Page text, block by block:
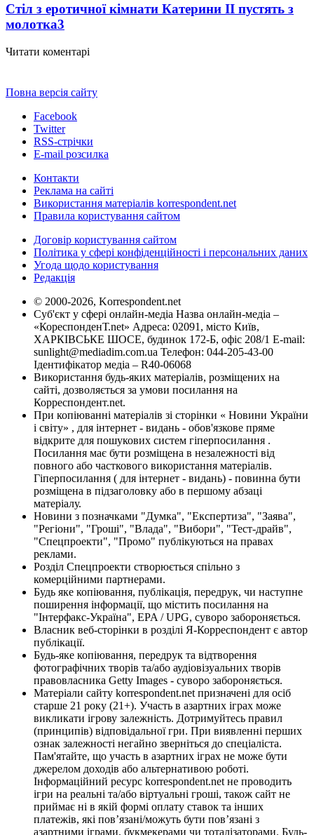
Стіл з еротичної кімнати Катерини II пустять з
молотка3
Читати коментарі
Повна версія сайту
Facebook
Twitter
RSS-стрічки
E-mail розсилка
Контакти
Реклама на сайті
Використання матеріалів korrespondent.net
Правила користування сайтом
Договір користування сайтом
Політика у сфері конфіденційності і персональних даних
Угода щодо користування
Редакція
© 2000-2026, Korrespondent.net
Суб'єкт у сфері онлайн-медіа Назва онлайн-медіа –
«КореспонденТ.net» Адреса: 02091, місто Київ,
ХАРКІВСЬКЕ ШОСЕ, будинок 172-Б, офіс 208/1 E-mail:
sunlight@mediadim.com.ua Телефон: 044-205-43-00
Ідентифікатор медіа – R40-06068
Використання будь-яких матеріалів, розміщених на
сайті, дозволяється за умови посилання на
Корреспондент.net.
При копіюванні матеріалів зі сторінки « Новини України
і світу» , для інтернет - видань - обов'язкове пряме
відкрите для пошукових систем гіперпосилання .
Посилання має бути розміщена в незалежності від
повного або часткового використання матеріалів.
Гіперпосилання ( для інтернет - видань) - повинна бути
розміщена в підзаголовку або в першому абзаці
матеріалу.
Новини з позначками "Думка", "Експертиза", "Заява",
"Регіони", "Гроші", "Влада", "Вибори", "Тест-драйв",
"Спецпроекти", "Промо" публікуються на правах
реклами.
Розділ Спецпроекти створюється спільно з
комерційними партнерами.
Будь яке копіювання, публікація, передрук, чи наступне
поширення інформації, що містить посилання на
"Інтерфакс-Україна", EPA / UPG, суворо забороняється.
Власник веб-сторінки в розділі Я-Корреспондент є автор
публікації.
Будь-яке копіювання, передрук та відтворення
фотографічних творів та/або аудіовізуальних творів
правовласника Getty Images - суворо забороняється.
Матеріали сайту korrespondent.net призначені для осіб
старше 21 року (21+). Участь в азартних іграх може
викликати ігрову залежність. Дотримуйтесь правил
(принципів) відповідальної гри. При виявленні перших
ознак залежності негайно зверніться до спеціаліста.
Пам'ятайте, що участь в азартних іграх не може бути
джерелом доходів або альтернативою роботі.
Інформаційний ресурс korrespondent.net не проводить
ігри на реальні та/або віртуальні гроші, також сайт не
приймає ні в якій формі оплату ставок та інших
платежів, які пов’язані/можуть бути пов’язані з
азартними іграми, букмекерами чи тоталізаторами. Будь-